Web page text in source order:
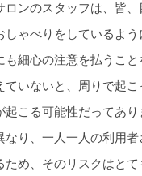
ロンのスタッフは、皆、
しゃべりをしているよ
も細心の注意を払うこと
ていないと、周りで起
起こる可能性だってあ
なり、一人一人の利用
ため、そのリスクはとて